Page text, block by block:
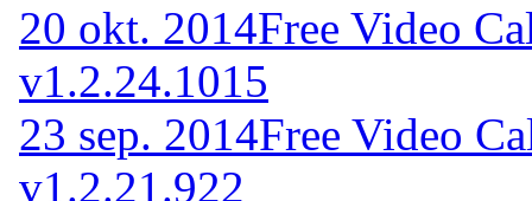
20 okt. 2014Free Video
v1.2.24.1015
23 sep. 2014Free Video
v1.2.21.922